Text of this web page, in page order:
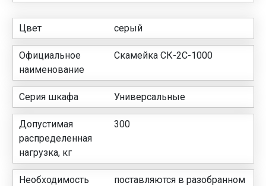
Цвет серый
Официальное
наименование
Скамейка CК-2C-1000
Серия шкафа Универсальные
Допустимая
распределенная
нагрузка, кг
300
Необходимость
поставляются в разобранном